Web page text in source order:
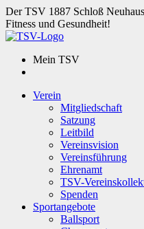
Der TSV 1887 Schloß
Fitness und Gesundheit!
Mein TSV
Verein
Mitgliedschaft
Satzung
Leitbild
Vereinsvision
Vereinsführung
Ehrenamt
TSV-
Spenden
Sportangebote
Ballsport